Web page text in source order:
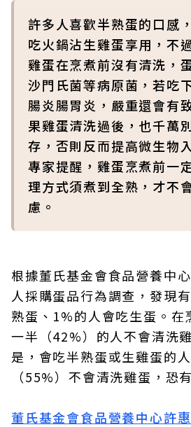
許多人喜歡半熟蛋的口感
吃火鍋沾生雞蛋享用，不
雞蛋在烹煮前沒有清洗，
沙門氏菌等病原菌，若吃
腸炎腸胃炎，嚴重還會有
果雞蛋清洗過後，也千萬
存，否則反而提高微生物
專家提醒，雞蛋烹煮前一
理方式須煮到全熟，才不
慮。
根據董氏基金會食品營養中
人採購蛋品行為調查，發現
熟蛋、1%的人會吃生蛋。在
一半（42%）的人不會清洗
是，會吃半熟蛋或生雞蛋的
（55%）不會清洗雞蛋，恐
董氏基金會食品營養中心許